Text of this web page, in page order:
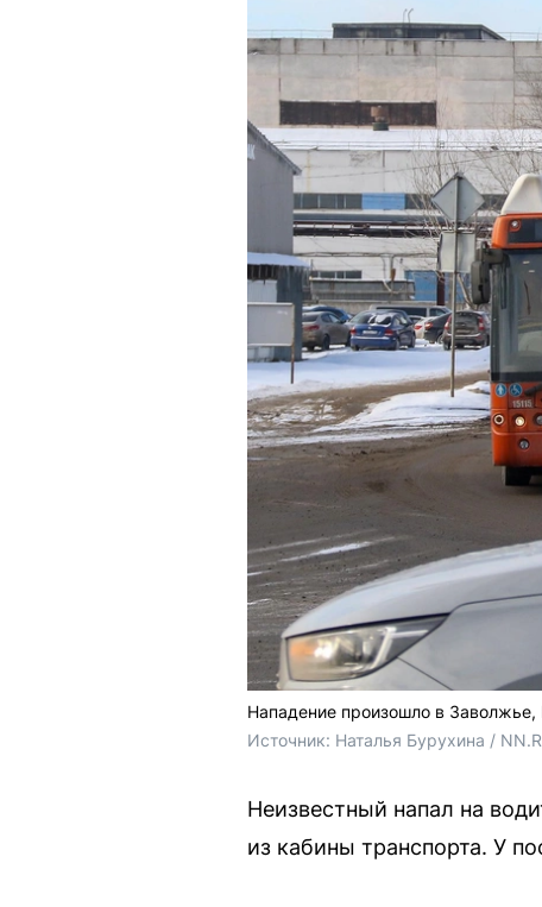
Нападение произошло в Заволжье,
Источник: Наталья Бурухина /
Неизвестный напал на
из кабины транспорта. У